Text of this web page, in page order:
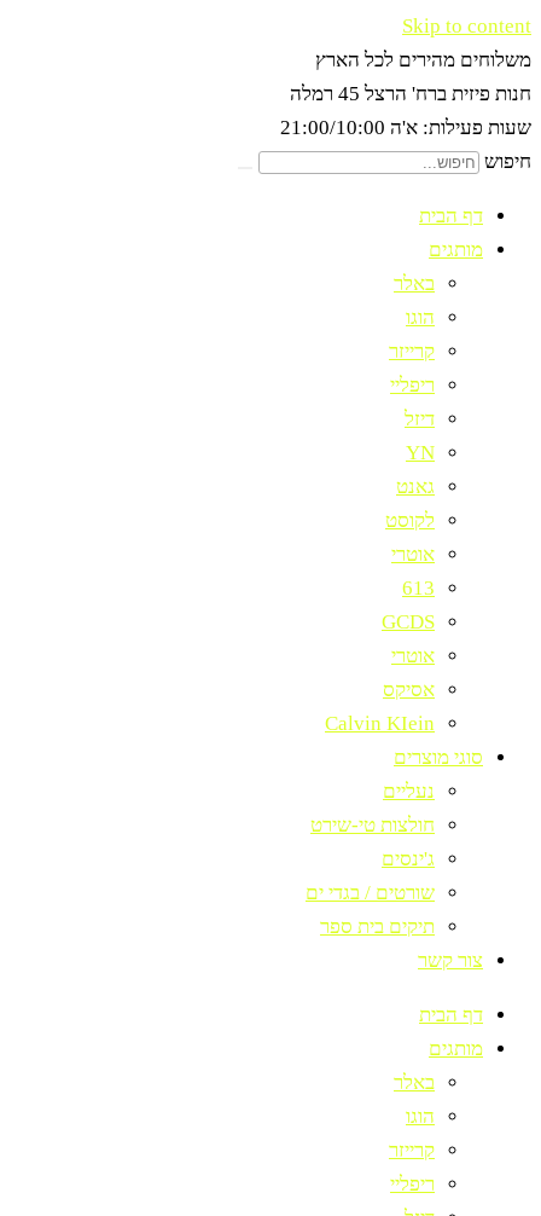
Skip to content
משלוחים מהירים לכל הארץ
חנות פיזית ברח' הרצל 45 רמלה
שעות פעילות: א'ה 21:00/10:00
חיפוש
דף הבית
מותגים
באלר
הוגו
קרייזר
ריפליי
דיזל
YN
גאנט
לקוסט
אוטרי
613
GCDS
אוטרי
אסיקס
Calvin KIein
סוגי מוצרים
נעליים
חולצות טי-שירט
ג'ינסים
שורטים / בגדי ים
תיקים בית ספר
צור קשר
דף הבית
מותגים
באלר
הוגו
קרייזר
ריפליי